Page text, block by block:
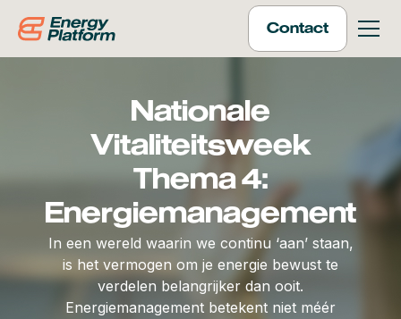
Contact
Nationale
Vitaliteitsweek
Thema 4:
Energiemanagement
In een wereld waarin we continu ‘aan’ staan,
is het vermogen om je energie bewust te
verdelen belangrijker dan ooit.
Energiemanagement betekent niet méér